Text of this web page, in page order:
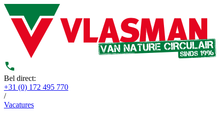
Bel direct:
+31 (0) 172 495 770
/
Vacatures